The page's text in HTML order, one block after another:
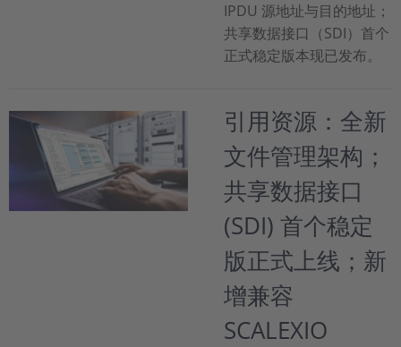
IPDU 源地址与目的地址；
共享数据接口（SDI）首个
正式稳定版本现已发布。
引用资源：全新
文件管理架构；
共享数据接口
(SDI) 首个稳定
版正式上线；新
增兼容
SCALEXIO